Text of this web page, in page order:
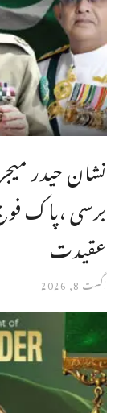
برسی ،پاک
عقیدت
اگست 8, 2026